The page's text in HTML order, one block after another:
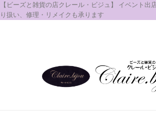
【ビーズと雑貨の店クレール・ビジュ】 イベント出
り扱い、修理・リメイクも承ります